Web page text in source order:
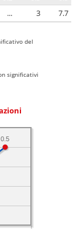
... 3 7.7
del
significativi
0.5